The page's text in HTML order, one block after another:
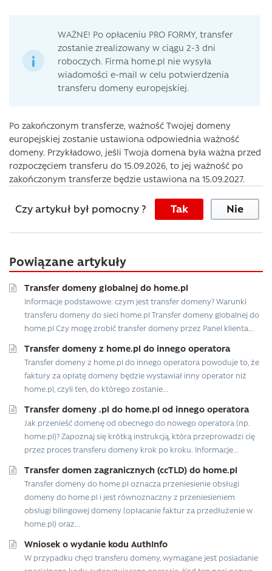
WAŻNE! Po opłaceniu PRO FORMY, transfer
zostanie zrealizowany w ciągu 2-3 dni
roboczych. Firma home.pl nie wysyła
wiadomości e-mail w celu potwierdzenia
transferu domeny europejskiej.
Po zakończonym transferze, ważność Twojej domeny
europejskiej zostanie ustawiona odpowiednia ważność
domeny. Przykładowo, jeśli Twoja domena była ważna przed
rozpoczęciem transferu do 15.09.2026, to jej ważność po
zakończonym transferze będzie ustawiona na 15.09.2027.
Czy artykuł był pomocny ? Tak Nie
Powiązane artykuły
Transfer domeny globalnej do home.pl
Informacje podstawowe: czym jest transfer domeny? Warunki
transferu domeny do sieci home.pl Transfer domeny globalnej do
home.pl Czy mogę zrobić transfer domeny przez Panel klienta...
Transfer domeny z home.pl do innego operatora
Transfer domeny z home.pl do innego operatora powoduje to, że
faktury za opłatę domeny będzie wystawiał inny operator niż
home.pl, czyli ten, do którego zostanie...
Transfer domeny .pl do home.pl od innego operatora
Jak przenieść domenę od obecnego do nowego operatora (np.
home.pl)? Zapoznaj się krótką instrukcją, która przeprowadzi cię
przez proces transferu domeny krok po kroku. Informacje...
Transfer domen zagranicznych (ccTLD) do home.pl
Transfer domeny do home.pl oznacza przeniesienie obsługi
domeny do home.pl i jest równoznaczny z przeniesieniem
obsługi bilingowej domeny (opłacanie faktur za przedłużenie w
home.pl) oraz...
Wniosek o wydanie kodu AuthInfo
W przypadku chęci transferu domeny, wymagane jest posiadanie